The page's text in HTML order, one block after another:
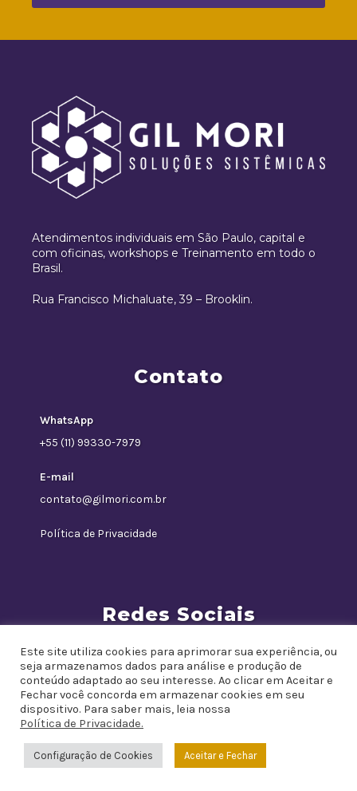
Atendimentos individuais em São Paulo, capital e
com oficinas, workshops e Treinamento em todo o
Brasil.
Rua Francisco Michaluate, 39 – Brooklin.
Contato
WhatsApp
+55 (11) 99330-7979
E-mail
contato@gilmori.com.br
Política de Privacidade
Redes Sociais
Copyright © Gil Mori @ 2021 – Todos os direitos reservados
Este site utiliza cookies para aprimorar sua experiência, ou
seja armazenamos dados para análise e produção de
conteúdo adaptado ao seu interesse. Ao clicar em Aceitar e
Fechar você concorda em armazenar cookies em seu
dispositivo. Para saber mais, leia nossa
Política de Privacidade.
Configuração de Cookies Aceitar e Fechar